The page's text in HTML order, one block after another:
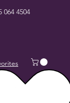
064 4504